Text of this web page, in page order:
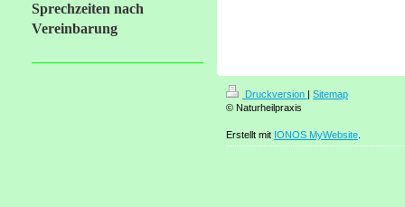
Sprechzeiten nach
Vereinbarung
Druckversion | Sitemap
© Naturheilpraxis
Erstellt mit IONOS MyWebsite